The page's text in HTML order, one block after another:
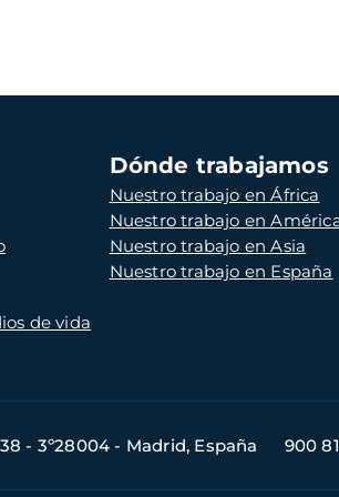
de vida
Dónde trabajamos
Nuestro trabajo en África
Nuestro trabajo en
Nuestro trabajo en Asia
Nuestro trabajo en España
- 3º28004 - Madrid, España 900